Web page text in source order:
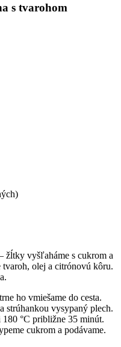
s tvarohom
žĺtky vyšľaháme s cukrom a
olej a citrónovú kôru.
ho vmiešame do cesta.
strúhankou vysypaný plech.
180 °C približne 35 minút.
cukrom a podávame.